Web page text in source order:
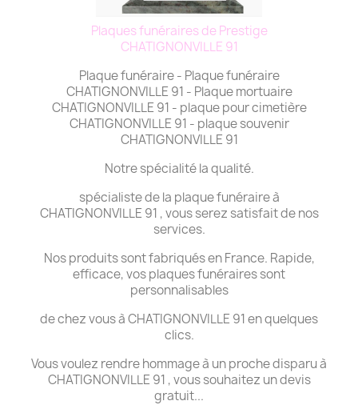
Plaques funéraires de Prestige
CHATIGNONVILLE 91
Plaque funéraire - Plaque funéraire
CHATIGNONVILLE 91 - Plaque mortuaire
CHATIGNONVILLE 91 - plaque pour cimetière
CHATIGNONVILLE 91 - plaque souvenir
CHATIGNONVILLE 91
Notre spécialité la qualité.
spécialiste de la plaque funéraire à
CHATIGNONVILLE 91 , vous serez satisfait de nos
services.
Nos produits sont fabriqués en France. Rapide,
efficace, vos plaques funéraires sont
personnalisables
de chez vous à CHATIGNONVILLE 91 en quelques
clics.
Vous voulez rendre hommage à un proche disparu à
CHATIGNONVILLE 91 , vous souhaitez un devis
gratuit...